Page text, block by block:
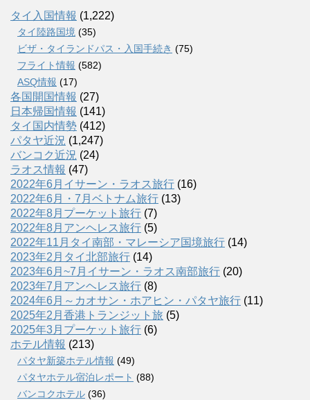
タイ入国情報 (1,222)
タイ陸路国境 (35)
ビザ・タイランドパス・入国手続き (75)
フライト情報 (582)
ASQ情報 (17)
各国開国情報 (27)
日本帰国情報 (141)
タイ国内情勢 (412)
パタヤ近況 (1,247)
バンコク近況 (24)
ラオス情報 (47)
2022年6月イサーン・ラオス旅行 (16)
2022年6月・7月ベトナム旅行 (13)
2022年8月プーケット旅行 (7)
2022年8月アンヘレス旅行 (5)
2022年11月タイ南部・マレーシア国境旅行 (14)
2023年2月タイ北部旅行 (14)
2023年6月~7月イサーン・ラオス南部旅行 (20)
2023年7月アンヘレス旅行 (8)
2024年6月～カオサン・ホアヒン・パタヤ旅行 (11)
2025年2月香港トランジット旅 (5)
2025年3月プーケット旅行 (6)
ホテル情報 (213)
パタヤ新築ホテル情報 (49)
パタヤホテル宿泊レポート (88)
バンコクホテル (36)